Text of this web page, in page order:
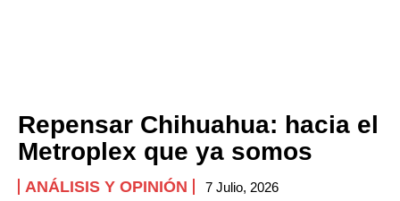
Repensar Chihuahua: hacia el
Metroplex que ya somos
ANÁLISIS Y OPINIÓN 7 Julio, 2026